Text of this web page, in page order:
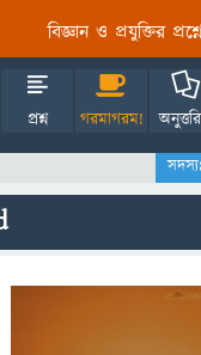
বিজ্ঞান ও প্রযুক্তির
প্রশ্ন গরমাগরম!